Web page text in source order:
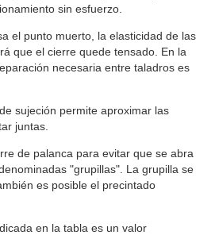
sin esfuerzo.
el punto muerto, la elasticidad de las
que el cierre quede tensado. En la
necesaria entre taladros es
sujeción permite aproximar las
juntas.
de palanca para evitar que se abra
"grupillas". La grupilla se
es posible el precintado
en la tabla es un valor